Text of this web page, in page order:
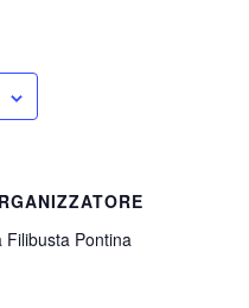
Filibusta Pontina